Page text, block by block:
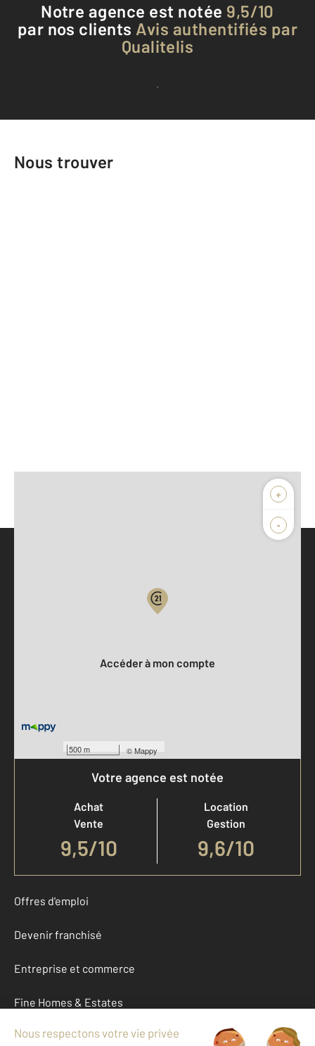
Notre agence est notée 9,5/10
par nos clients Avis authentifiés par
Qualitelis
Voir tous les avis clients
Nous trouver
+
-
500 m ©Mappy
Accéder à mon compte
Votre agence est notée
Achat
Vente
9,5/10
Location
Gestion
9,6/10
Offres d'emploi
Devenir franchisé
Entreprise et commerce
Fine Homes & Estates
À propos